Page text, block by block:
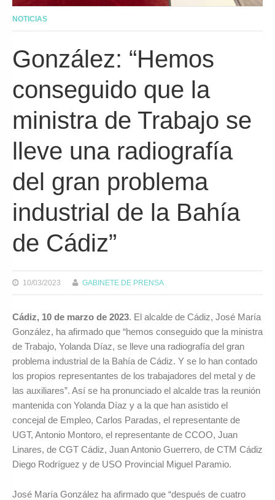
NOTICIAS
González: “Hemos
conseguido que la
ministra de Trabajo se
lleve una radiografía
del gran problema
industrial de la Bahía
de Cádiz”
10/03/2023 GABINETE DE PRENSA
Cádiz, 10 de marzo de 2023. El alcalde de Cádiz, José María
González, ha afirmado que “hemos conseguido que la ministra
de Trabajo, Yolanda Díaz, se lleve una radiografía del gran
problema industrial de la Bahía de Cádiz. Y se lo han contado
los propios representantes de los trabajadores del metal y de
las auxiliares”. Así se ha pronunciado el alcalde tras la reunión
mantenida con Yolanda Díaz y a la que han asistido el
concejal de Empleo, Carlos Paradas, el representante de
UGT, Antonio Montoro, el representante de CCOO, Juan
Linares, de CGT Cádiz, Juan Antonio Guerrero, de CTM Cádiz
Diego Rodríguez y de USO Provincial Miguel Paramio.
José María González ha afirmado que “después de cuatro